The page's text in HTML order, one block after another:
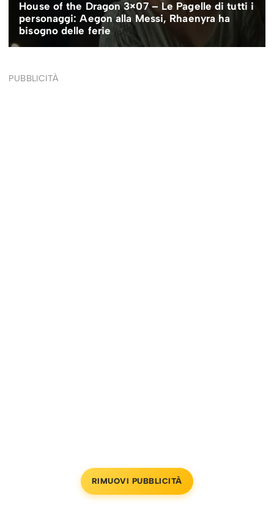
PUBBLICITÀ
RIMUOVI PUBBLICITÀ